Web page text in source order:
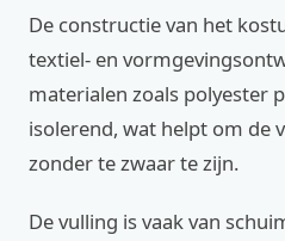
De constructie van het
textiel- en
materialen zoals polyester
isolerend, wat helpt om de
zonder te zwaar te zijn.
De vulling is vaak van